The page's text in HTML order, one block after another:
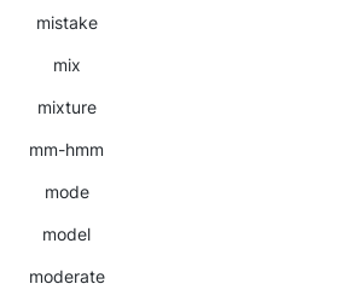
mistake
mix
mixture
mm-hmm
mode
model
moderate